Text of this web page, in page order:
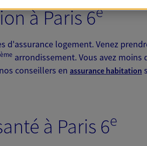
à Paris 6e
d'assurance logement. Venez
ème arrondissement. Vous avez
conseillers en assurance habitation
à Paris 6e